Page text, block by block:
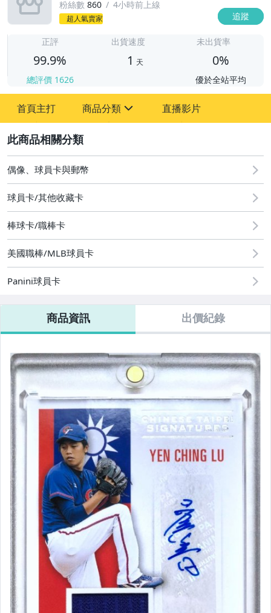
粉絲數 860 4小時前上線
超人氣賣家 追蹤
正評
99.9%
總評價 1626
出貨速度
1 天
未出貨率
0%
優於全站平均
首頁主打 商品分類
成人專區
玩具、模型與公仔
偶像、球員卡與郵幣
直播影片
偶像、球員卡與郵幣
球員卡/其他收藏卡
棒球卡/職棒卡
美國職棒/MLB球員卡
Panini球員卡
商品資訊 出價紀錄